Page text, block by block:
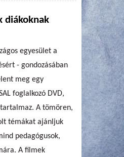
diákoknak
egyesület a
- gondozásában
meg egy
foglalkozó DVD,
A tömören,
témákat ajánljuk
pedagógusok,
A filmek